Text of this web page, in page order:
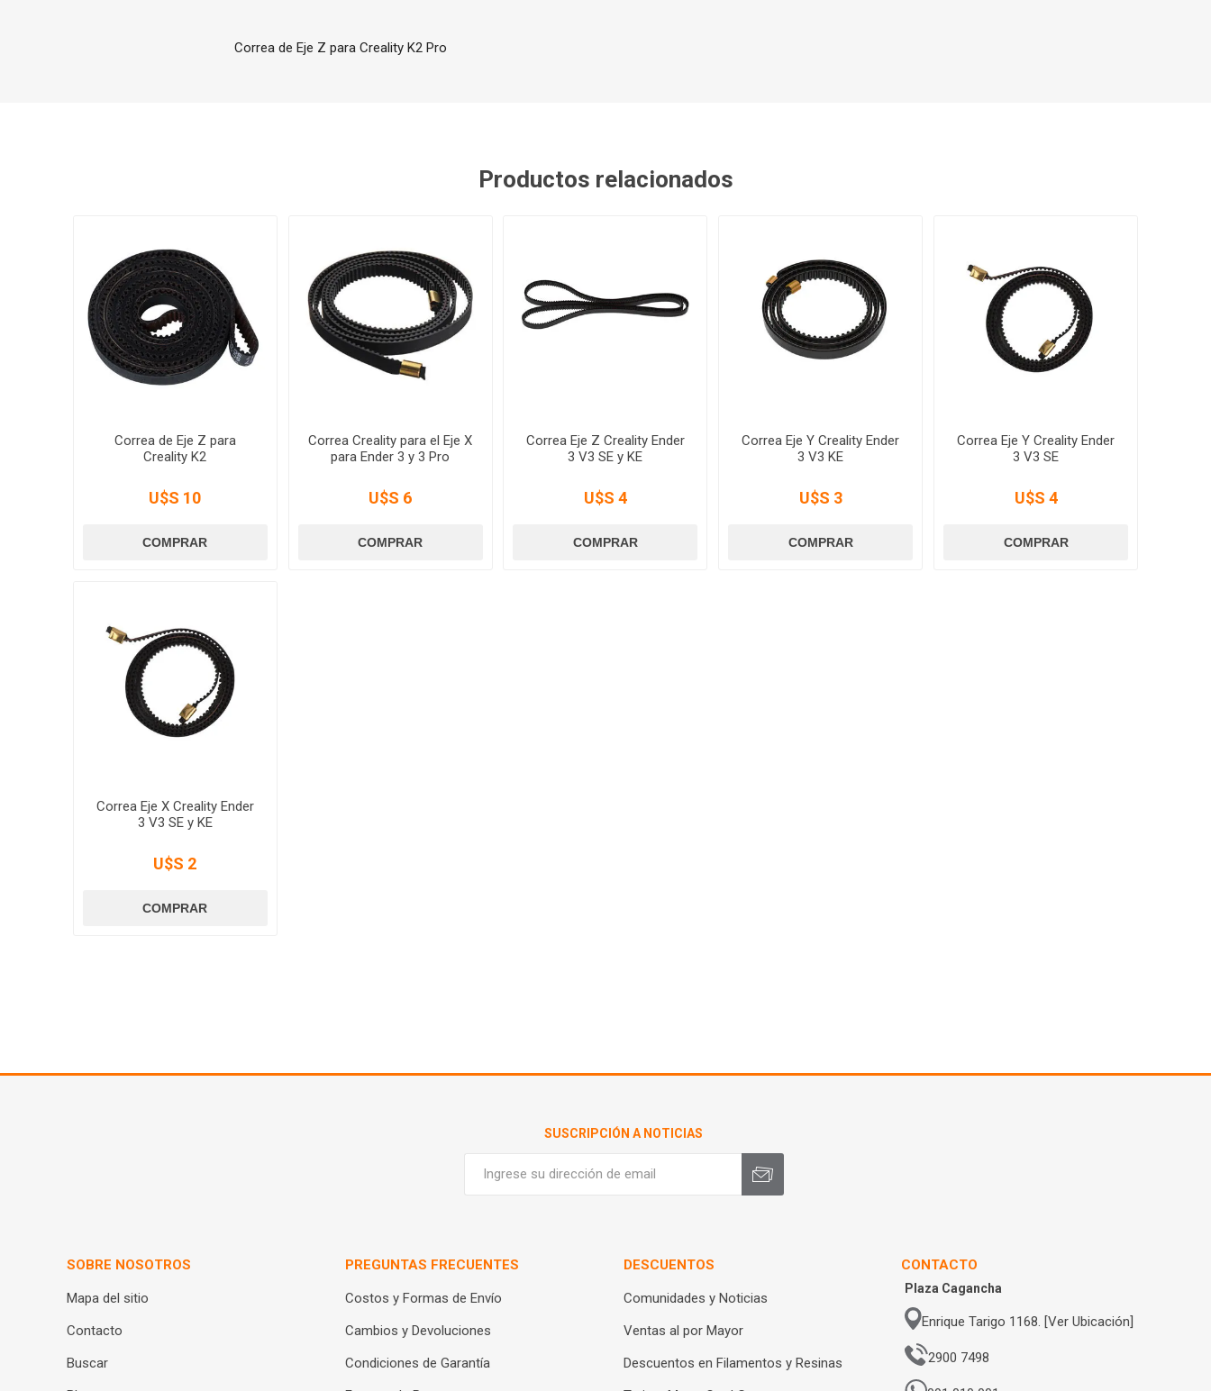
Correa de Eje Z para Creality K2 Pro
Productos relacionados
Correa de Eje Z para
Creality K2
U$S 10
Correa Creality para el Eje X
para Ender 3 y 3 Pro
U$S 6
Correa Eje Z Creality Ender
3 V3 SE y KE
U$S 4
Correa Eje Y Creality Ender
3 V3 KE
U$S 3
Correa Eje Y Creality Ender
3 V3 SE
U$S 4
Correa Eje X Creality Ender
3 V3 SE y KE
U$S 2
SUSCRIPCIÓN A NOTICIAS
SOBRE NOSOTROS
Mapa del sitio
Contacto
Buscar
PREGUNTAS FRECUENTES
Costos y Formas de Envío
Cambios y Devoluciones
Condiciones de Garantía
DESCUENTOS
Comunidades y Noticias
Ventas al por Mayor
Descuentos en Filamentos y Resinas
CONTACTO
Plaza Cagancha
Enrique Tarigo 1168. [Ver Ubicación]
2900 7498